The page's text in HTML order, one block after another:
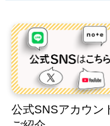
公式SNSアカウン